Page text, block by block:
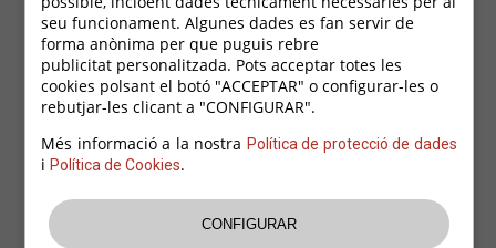
Informàtica i Comunicació
Fotografia i Audiovisuals
Informàtica i Telecomunicacions
Beep Informàtica
Informàtica Palafrugell
Orange
Soler Informàtica
Techni-web Costa Brava
seu funcionament. Algunes dades es fan servir de
forma anònima per que puguis rebre
publicitat personalitzada. Pots acceptar totes les
cookies polsant el botó "ACCEPTAR" o configurar-les o
rebutjar-les clicant a "CONFIGURAR".
Més informació a la nostra Política de protecció de dades
iPolítica de Cookies.